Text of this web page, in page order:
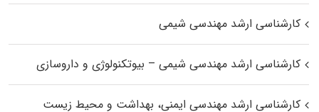
کارشناسی ارشد مهندسی شیمی
کارشناسی ارشد مهندسی شیمی – بیوتکنولوژی و داروسازی
کارشناسی ارشد مهندسی ایمنی، بهداشت و محیط زیست